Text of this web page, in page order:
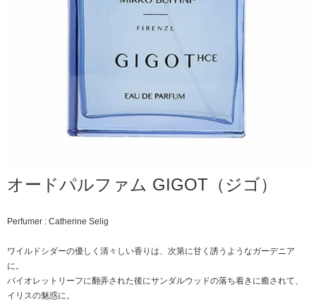
オードパルファム GIGOT（ジゴ）
Perfumer : Catherine Selig
ワイルドシダーの優しく清々しい香りは、次第に甘く誘うようなガーデニア
に。
バイオレットリーフに翻弄された後にサンダルウッドの落ち着きに癒されて、
イリスの魅惑に。